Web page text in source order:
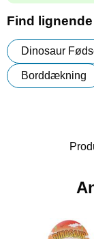
Find
Dinosaur
Borddækning
Markér